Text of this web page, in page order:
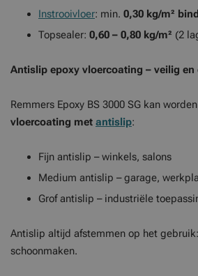
Instrooivloer: min. 0,30 kg/m²
Topsealer: 0,60 – 0,80 kg/m² (2
Antislip epoxy vloercoating – veilig
Remmers Epoxy BS 3000 SG kan
vloercoating met antislip:
Fijn antislip – winkels, salons
Medium antislip – garage,
Grof antislip – industriële
Antislip altijd afstemmen op het
schoonmaken.